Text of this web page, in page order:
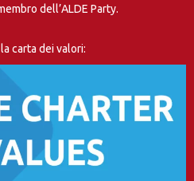
dell’ALDE Party.
carta dei valori: